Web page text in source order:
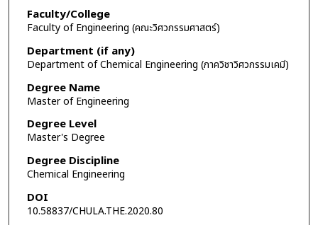
Faculty/College
Faculty of Engineering (คณะวิศวกรรมศาสตร์)
Department (if any)
Department of Chemical Engineering (ภาควิชาวิศวกรรมเคมี)
Degree Name
Master of Engineering
Degree Level
Master's Degree
Degree Discipline
Chemical Engineering
DOI
10.58837/CHULA.THE.2020.80